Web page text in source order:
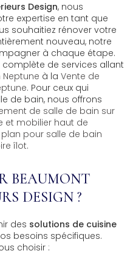
Design, nous
expertise en tant que
souhaitiez rénover votre
nouveau, notre
à chaque étape.
de services allant
à la Vente de
. Pour ceux qui
de bain, nous offrons
de salle de bain sur
et mobilier haut de
pour salle de bain
îlot.
BEAUMONT
DESIGN ?
des solutions de cuisine
besoins spécifiques.
choisir :